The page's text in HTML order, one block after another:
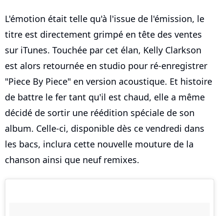
L'émotion était telle qu'à l'issue de l'émission, le
titre est directement grimpé en tête des ventes
sur iTunes. Touchée par cet élan, Kelly Clarkson
est alors retournée en studio pour ré-enregistrer
"Piece By Piece" en version acoustique. Et histoire
de battre le fer tant qu'il est chaud, elle a même
décidé de sortir une réédition spéciale de son
album. Celle-ci, disponible dès ce vendredi dans
les bacs, inclura cette nouvelle mouture de la
chanson ainsi que neuf remixes.